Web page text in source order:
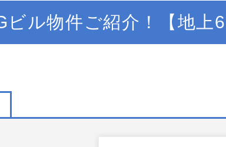
ル物件ご紹介！【地上6